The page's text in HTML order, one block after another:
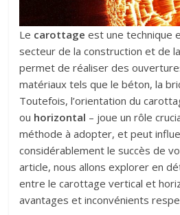
Le carottage est une technique
secteur de la construction et de
permet de réaliser des
matériaux tels que le béton, la
Toutefois, l’orientation du
ou horizontal – joue un rôle
méthode à adopter, et peut
considérablement le succès de
article, nous allons explorer en
entre le carottage vertical et
avantages et inconvénients